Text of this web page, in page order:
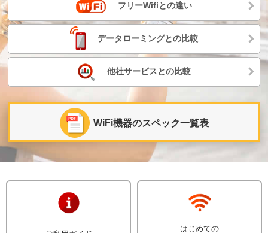
フリーWifiとの違い
データローミングとの比較
他社サービスとの比較
WiFi機器のスペック一覧表
はじめての